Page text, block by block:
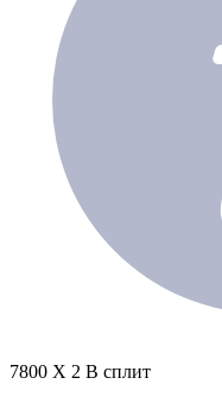
7800 X 2 В сплит